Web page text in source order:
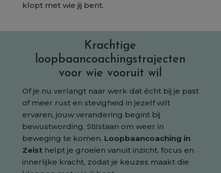
klopt met wie jij bent.
Krachtige
loopbaancoachingstrajecten
voor wie vooruit wil
Of je nu verlangt naar werk dat écht bij je past
of meer rust en stevigheid in jezelf wilt
ervaren, jouw verandering begint bij
bewustwording. Stilstaan om weer in
beweging te komen. Loopbaancoaching in
Zeisthelpt je groeien vanuit inzicht, focus en
innerlijke kracht, zodat je keuzes maakt die